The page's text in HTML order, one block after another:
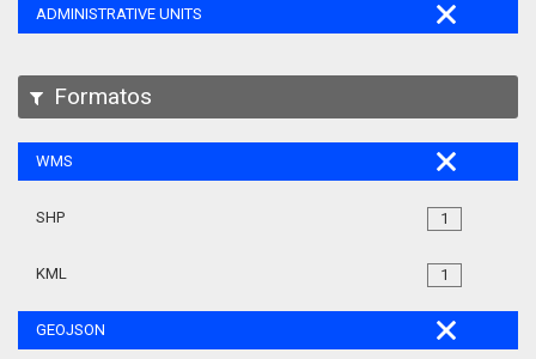
ADMINISTRATIVE UNITS
Formatos
WMS
1
SHP
1
KML
GEOJSON